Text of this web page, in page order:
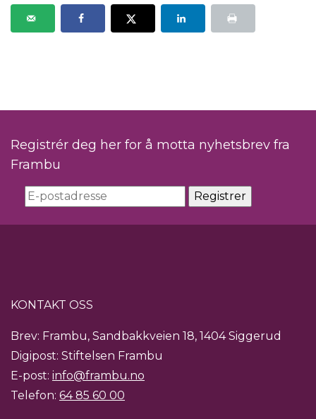
Registrér deg her for å motta nyhetsbrev fra
Frambu
KONTAKT OSS
Brev: Frambu, Sandbakkveien 18, 1404 Siggerud
Digipost: Stiftelsen Frambu
E-post: info@frambu.no
Telefon: 64 85 60 00